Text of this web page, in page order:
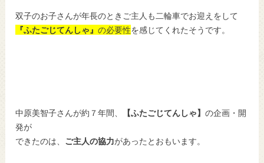
双子のお子さんが年長のときご主人も二輪車でお迎えをして
『ふたごじてんしゃ』の必要性を感じてくれたそうです。
中原美智子さんが約７年間、 【ふたごじてんしゃ】の企画・開
発が
できたのは、 ご主人の協力があったとおもいます。